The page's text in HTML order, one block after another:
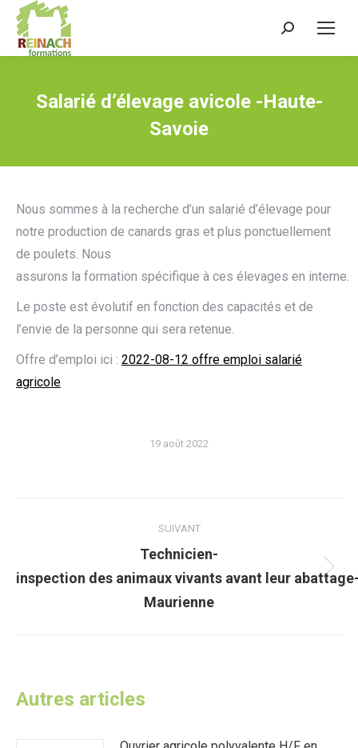
Recherche
:
Salarié d’élevage avicole -Haute-
Savoie
Nous sommes à la recherche d’un salarié d’élevage pour
notre production de canards gras et plus ponctuellement
de poulets. Nous
assurons la formation spécifique à ces élevages en interne.
Le poste est évolutif en fonction des capacités et de
l’envie de la personne qui sera retenue.
Offre d’emploi ici : 2022-08-12 offre emploi salarié
agricole
19 août 2022
SUIVANT
Article
suivant
Technicien-
inspection des animaux vivants avant leur
Maurienne
Autres articles